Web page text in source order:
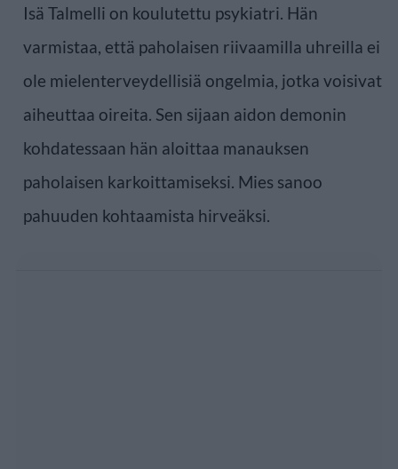
Isä Talmelli on koulutettu psykiatri. Hän
varmistaa, että paholaisen riivaamilla uhreilla ei
ole mielenterveydellisiä ongelmia, jotka voisivat
aiheuttaa oireita. Sen sijaan aidon demonin
kohdatessaan hän aloittaa manauksen
paholaisen karkoittamiseksi. Mies sanoo
pahuuden kohtaamista hirveäksi.